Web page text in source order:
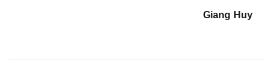
Giang Huy